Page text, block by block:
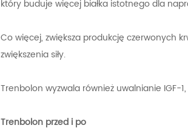
który buduje więcej białka istotnego dla
Co więcej, zwiększa produkcję czerwonych
zwiększenia siły.
Trenbolon wyzwala również uwalnianie IGF-
Trenbolon przed i po